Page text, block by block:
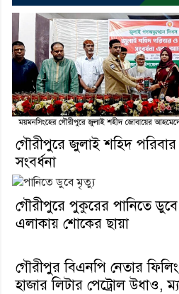
গৌরীপুরে জুলাই শহিদ
সংবর্ধনা
গৌরীপুরে পুকুরের পানিতে ডুবে
এলাকায় শোকের ছায়া
গৌরীপুর বিএনপি নেতার
হাজার লিটার পেট্রোল উধাও,